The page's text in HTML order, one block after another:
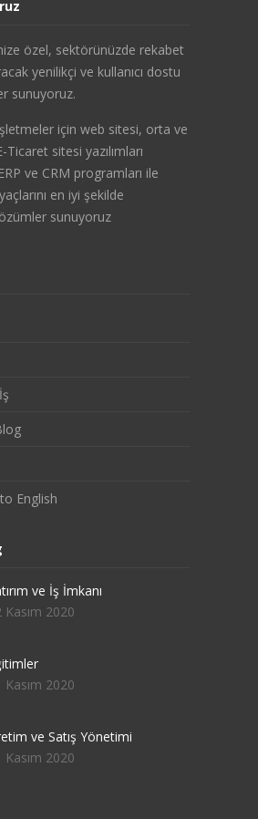
özel, sektörünüzde rekabet
yenilikçi ve kullanıcı dostu
sunuyoruz.
için web sitesi, orta ve
sitesi yazılımları
ve CRM programları ile
en iyi şekilde
sunuyoruz
English
ve İş İmkanı
Kasım 2020
Kasım 2020
ve Satış Yönetimi
Kasım 2020